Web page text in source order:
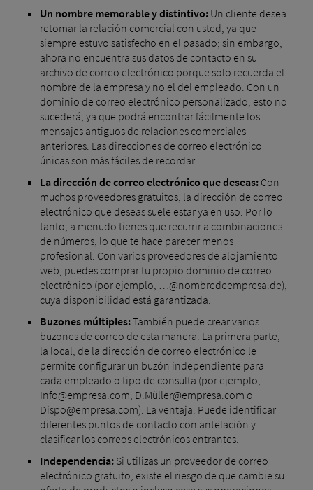
Un nombre memorable y distintivo:Un cliente desea
retomar la relación comercial con usted, ya que
siempre estuvo satisfecho en el pasado; sin embargo,
ahora no encuentra sus datos de contacto en su
archivo de correo electrónico porque solo recuerda el
nombre de la empresa y no el del empleado. Con un
dominio de correo electrónico personalizado, esto no
sucederá, ya que podrá encontrar fácilmente los
mensajes antiguos de relaciones comerciales
anteriores. Las direcciones de correo electrónico
únicas son más fáciles de recordar.
La dirección de correo electrónico que deseas:Con
muchos proveedores gratuitos, la dirección de correo
electrónico que deseas suele estar ya en uso. Por lo
tanto, a menudo tienes que recurrir a combinaciones
de números, lo que te hace parecer menos
profesional. Con varios proveedores de alojamiento
web, puedes comprar tu propio dominio de correo
electrónico (por ejemplo, …@nombredeempresa.de),
cuya disponibilidad está garantizada.
Buzones múltiples:También puede crear varios
buzones de correo de esta manera. La primera parte,
la local, de la dirección de correo electrónico le
permite configurar un buzón independiente para
cada empleado o tipo de consulta (por ejemplo,
Info@empresa.com, D.Müller@empresa.com o
Dispo@empresa.com). La ventaja: Puede identificar
diferentes puntos de contacto con antelación y
clasificar los correos electrónicos entrantes.
Independencia:Si utilizas un proveedor de correo
electrónico gratuito, existe el riesgo de que cambie su